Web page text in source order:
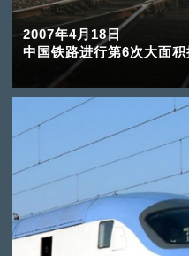
2007年4月18日
中国铁路进行第6次大面积